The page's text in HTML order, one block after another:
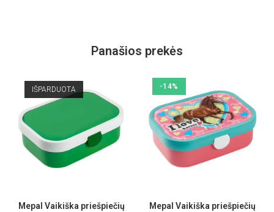
Panašios prekės
IŠPARDUOTA
Mepal Vaikiška priešpiečių
-14%
Mepal Vaikiška priešpiečių